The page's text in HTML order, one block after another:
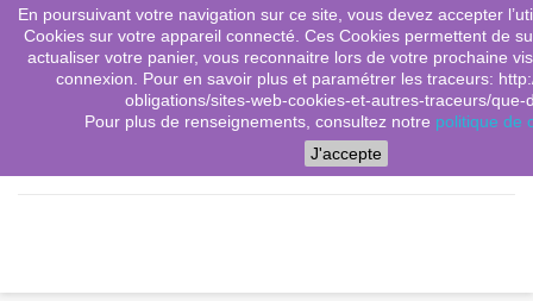
shopping_cart (0)

Menu
En poursuivant votre navigation sur ce site, vous devez accepter
Cookies sur votre appareil connecté. Ces Cookies permettent de
actualiser votre panier, vous reconnaitre lors de votre prochaine
connexion. Pour en savoir plus et paramétrer les traceurs:
obligations/sites-web-cookies-et-autres-traceurs/que-
Pour plus de renseignements, consultez notre politique de
J'accepte